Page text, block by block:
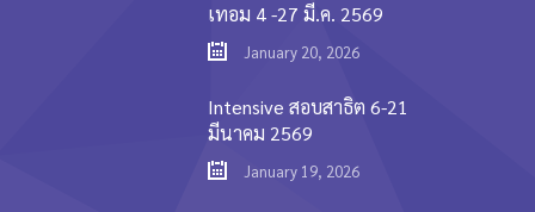
เทอม 4 -27 มี.ค. 2569
January 20, 2026
Intensive สอบสาธิต 6-21
มีนาคม 2569
January 19, 2026